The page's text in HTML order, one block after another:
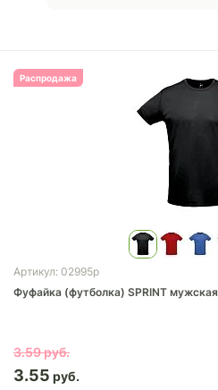
Распродажа
Артикул: 02995p
Фуфайка (футболка) SPRINT мужская
3.59
3.55